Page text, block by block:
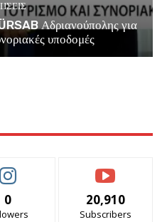
Αδριανούπολης για
υποδομές
0 20,910
Subscribers